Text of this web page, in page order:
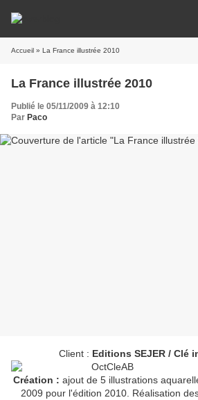
Accueil » La France illustrée 2010
La France illustrée 2010
Publié le 05/11/2009 à 12:10
Par Paco
Client : Editions SEJER / Clé
Création : ajout de 5 illustrations
2009 pour l'édition 2010. Réalisation